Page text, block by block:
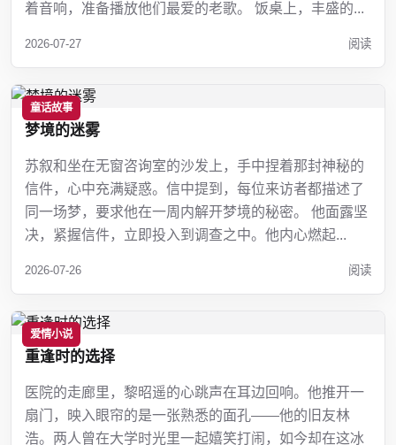
着音响，准备播放他们最爱的老歌。 饭桌上，丰盛的...
2026-07-27 阅读
童话故事
梦境的迷雾
苏叙和坐在无窗咨询室的沙发上，手中捏着那封神秘的
信件，心中充满疑惑。信中提到，每位来访者都描述了
同一场梦，要求他在一周内解开梦境的秘密。 他面露坚
决，紧握信件，立即投入到调查之中。他内心燃起...
2026-07-26 阅读
爱情小说
重逢时的选择
医院的走廊里，黎昭遥的心跳声在耳边回响。他推开一
扇门，映入眼帘的是一张熟悉的面孔——他的旧友林
浩。两人曾在大学时光里一起嬉笑打闹，如今却在这冰